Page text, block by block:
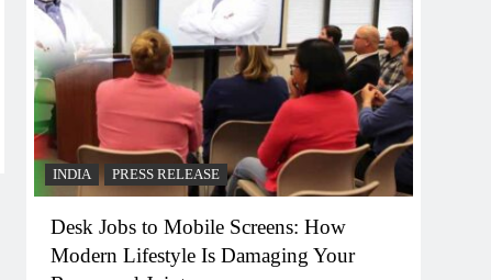
INDIA PRESS RELEASE
Desk Jobs to Mobile Screens: How
Modern Lifestyle Is Damaging Your